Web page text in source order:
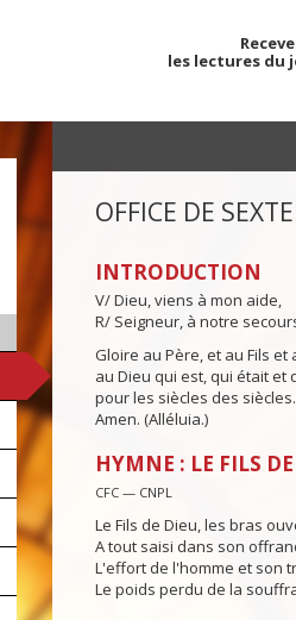
les lectures du
OFFICE DE SEXTE
INTRODUCTION
V/ Dieu, viens à mon aide,
R/ Seigneur, à notre
Gloire au Père, et au Fils et
au Dieu qui est, qui était et
pour les siècles des siècles.
Amen. (Alléluia.)
HYMNE : LE FILS
CFC — CNPL
Le Fils de Dieu, les bras
A tout saisi dans son
L'effort de l'homme et son
Le poids perdu de la